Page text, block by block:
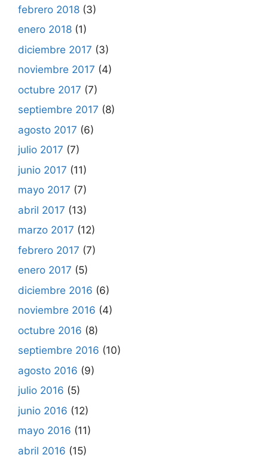
febrero 2018 (3)
enero 2018 (1)
diciembre 2017 (3)
noviembre 2017 (4)
octubre 2017 (7)
septiembre 2017 (8)
agosto 2017 (6)
julio 2017 (7)
junio 2017 (11)
mayo 2017 (7)
abril 2017 (13)
marzo 2017 (12)
febrero 2017 (7)
enero 2017 (5)
diciembre 2016 (6)
noviembre 2016 (4)
octubre 2016 (8)
septiembre 2016 (10)
agosto 2016 (9)
julio 2016 (5)
junio 2016 (12)
mayo 2016 (11)
abril 2016 (15)